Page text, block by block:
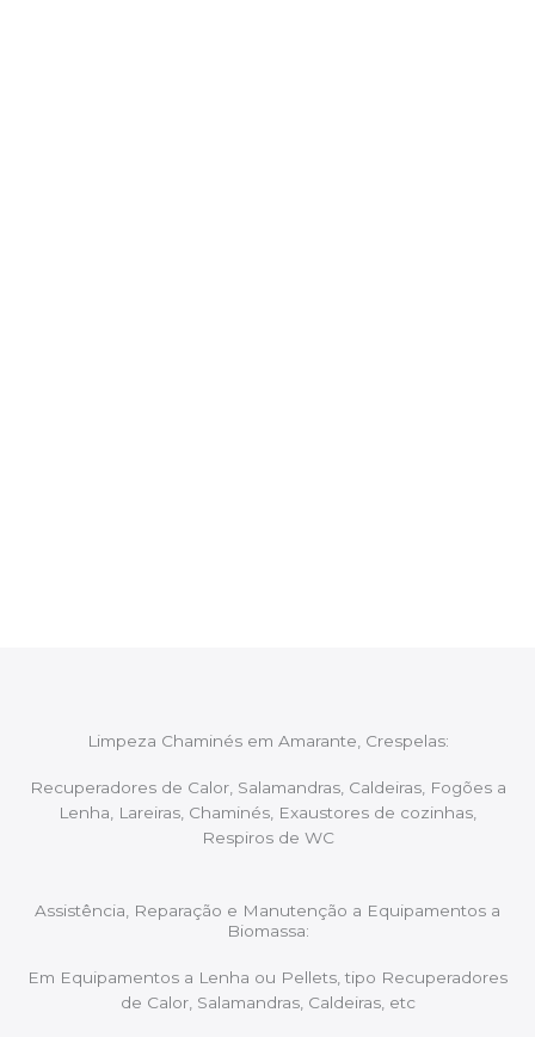
Limpeza Chaminés em Amarante, Crespelas:
Recuperadores de Calor, Salamandras, Caldeiras, Fogões a
Lenha, Lareiras, Chaminés, Exaustores de cozinhas,
Respiros de WC
Assistência, Reparação e Manutenção a Equipamentos a
Biomassa:
Em Equipamentos a Lenha ou Pellets, tipo Recuperadores
de Calor, Salamandras, Caldeiras, etc